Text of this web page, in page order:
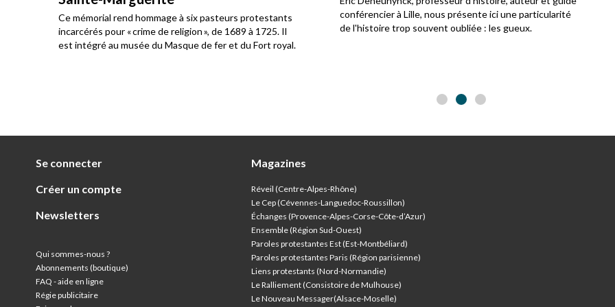
Ce mémorial rend hommage à six pasteurs protestants
incarcérés pour « crime de religion », de 1689 à 1725. Il
est intégré au musée du Masque de fer et du Fort royal.
conférencier à Lille, nous présente ici une particularité
de l'histoire trop souvent oubliée : les gueux.
Se connecter
Créer un compte
Newsletters
Qui sommes-nous ?
Abonnements (boutique)
FAQ - aide en ligne
Régie publicitaire
Magazines
Réveil (Centre-Alpes-Rhône)
Le Cep (Cévennes-Languedoc-Roussillon)
Échanges (Provence-Alpes-Corse-Côte-d’Azur)
Ensemble (Région Sud-Ouest)
Paroles protestantes Est (Est-Montbéliard)
Paroles protestantes Paris (Région parisienne)
Liens protestants (Nord-Normandie)
Le Ralliement (Consistoire de Mulhouse)
Le Nouveau Messager(Alsace-Moselle)